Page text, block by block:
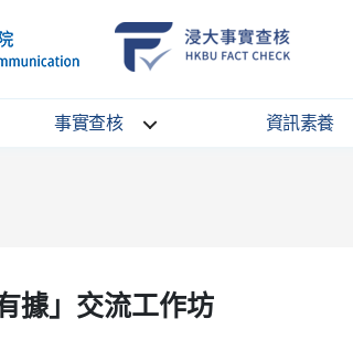
School
Communication
事實查核 資訊素養
據」交流工作坊